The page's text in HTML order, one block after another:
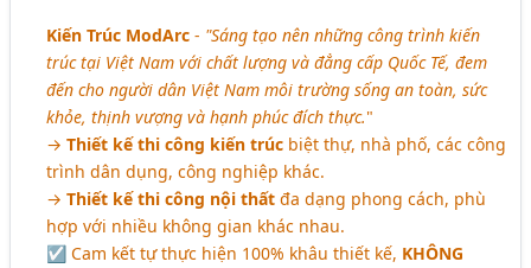
Kiến Trúc ModArc- "Sáng tạo nên những công trình kiến
trúc tại Việt Nam với chất lượng và đẳng cấp Quốc Tế, đem
đến cho người dân Việt Nam môi trường sống an toàn, sức
khỏe, thịnh vượng và hạnh phúc đích thực."
→Thiết kế thi công kiến trúc biệt thự, nhà phố, các công
trình dân dụng, công nghiệp khác.
→Thiết kế thi công nội thất đa dạng phong cách, phù
hợp với nhiều không gian khác nhau.
☑ Cam kết tự thực hiện 100% khâu thiết kế, KHÔNG